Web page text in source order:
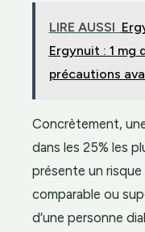
LIRE AUSSI
Ergynuit : 1 mg
précautions
Concrètement,
dans les 25% les
présente un
comparable ou
d’une personne